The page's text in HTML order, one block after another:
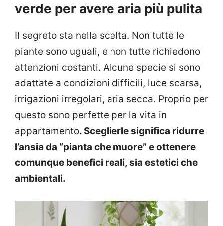
verde per avere aria più pulita
Il segreto sta nella scelta. Non tutte le
piante sono uguali, e non tutte richiedono
attenzioni costanti. Alcune specie si sono
adattate a condizioni difficili, luce scarsa,
irrigazioni irregolari, aria secca. Proprio per
questo sono perfette per la vita in
appartamento. Sceglierle significa ridurre
l’ansia da “pianta che muore” e ottenere
comunque benefici reali, sia estetici che
ambientali.